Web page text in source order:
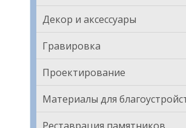
Декор и аксессуары
Гравировка
Проектирование
Материалы для